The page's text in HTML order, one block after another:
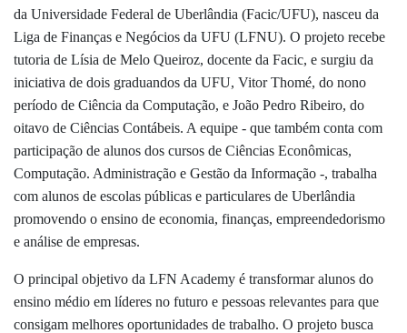
da Universidade Federal de Uberlândia (Facic/UFU), nasceu da
Liga de Finanças e Negócios da UFU (LFNU). O projeto recebe
tutoria de Lísia de Melo Queiroz, docente da Facic, e surgiu da
iniciativa de dois graduandos da UFU, Vitor Thomé, do nono
período de Ciência da Computação, e João Pedro Ribeiro, do
oitavo de Ciências Contábeis. A equipe - que também conta com
participação de alunos dos cursos de Ciências Econômicas,
Computação. Administração e Gestão da Informação -, trabalha
com alunos de escolas públicas e particulares de Uberlândia
promovendo o ensino de economia, finanças, empreendedorismo
e análise de empresas.
O principal objetivo da LFN Academy é transformar alunos do
ensino médio em líderes no futuro e pessoas relevantes para que
consigam melhores oportunidades de trabalho. O projeto busca